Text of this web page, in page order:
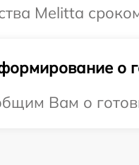
Melitta
о
Вам о